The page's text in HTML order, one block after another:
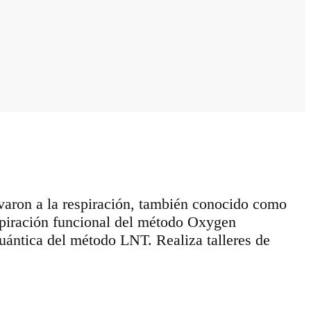
a la respiración, también conocido como
funcional del método Oxygen
del método LNT. Realiza talleres de